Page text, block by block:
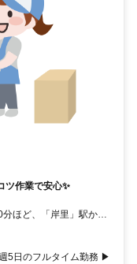
ツ作業で安心✨
ほど、「岸里」駅から
5日のフルタイム勤務 ▶